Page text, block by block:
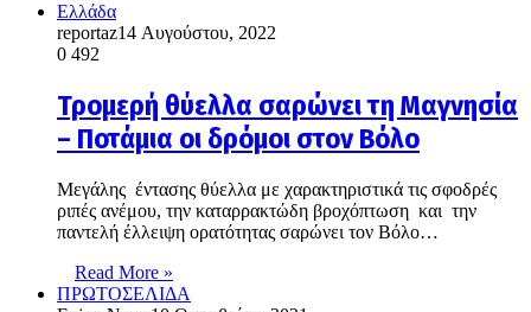
Ελλάδα
reportaz14 Αυγούστου, 2022
0 492
Τρομερή θύελλα σαρώνει τη Μαγνησία
– Ποτάμια οι δρόμοι στον Βόλο
Μεγάλης έντασης θύελλα με χαρακτηριστικά τις σφοδρές
ριπές ανέμου, την καταρρακτώδη βροχόπτωση και την
παντελή έλλειψη ορατότητας σαρώνει τον Βόλο…
Read More »
ΠΡΩΤΟΣΕΛΙΔΑ